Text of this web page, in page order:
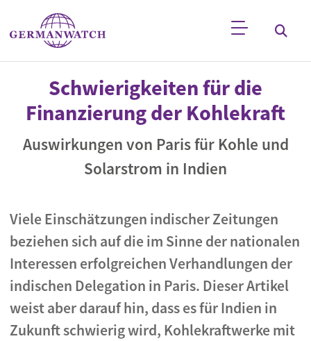
Direkt zum Inhalt
Stichwortsuche
Schwierigkeiten für die
Finanzierung der Kohlekraft
Auswirkungen von Paris für Kohle und
Solarstrom in Indien
Viele Einschätzungen indischer Zeitungen
beziehen sich auf die im Sinne der nationalen
Interessen erfolgreichen Verhandlungen der
indischen Delegation in Paris. Dieser Artikel
weist aber darauf hin, dass es für Indien in
Zukunft schwierig wird, Kohlekraftwerke mit